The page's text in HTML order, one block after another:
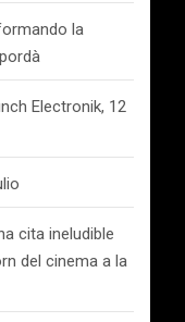
la
Electronik, 12
cita ineludible
del cinema a la